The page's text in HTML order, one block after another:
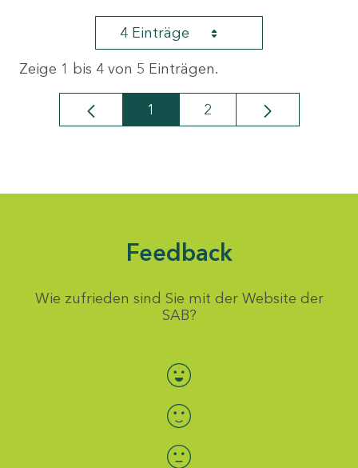
4 Einträge
Zeige 1 bis 4 von 5 Einträgen.
Seite
1 Seite
2
Feedback
Wie zufrieden sind Sie mit der Website der
SAB?
Bewertung auswählen